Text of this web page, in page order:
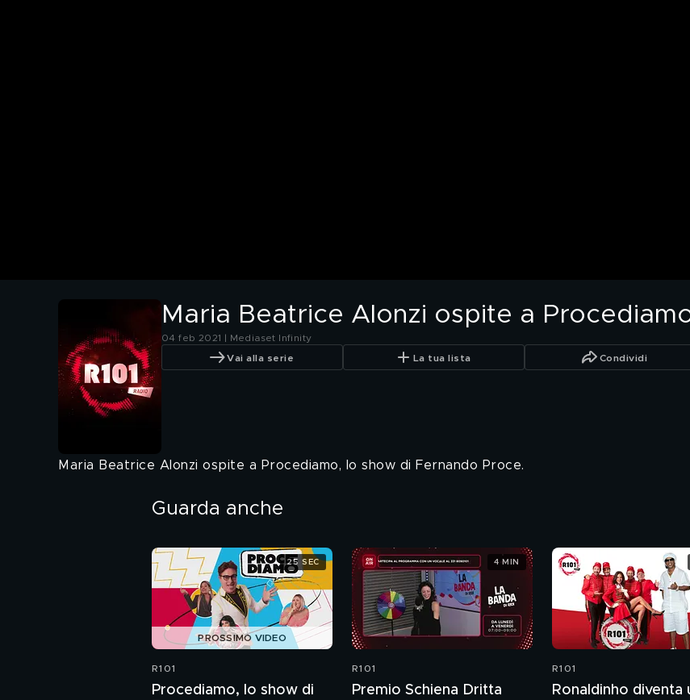
Maria Beatrice Alonzi ospite a
04 feb 2021 | Mediaset Infinity
Vai alla serie La tua lista Condividi
Maria Beatrice Alonzi ospite a Procediamo, lo show di Fernando Proce.
Guarda anche
PROSSIMO VIDEO
R101
Procediamo, lo show di
25 SEC
R101
Premio Schiena Dritta
4 MIN
R101
Ronaldinho diventa